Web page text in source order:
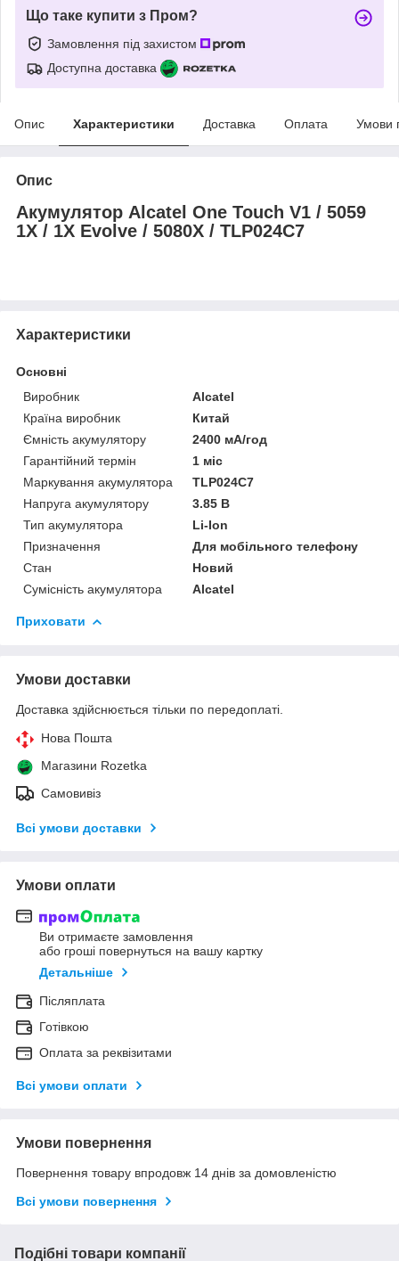
Що таке купити з Пром?
Замовлення під захистом
Доступна доставка
Опис Характеристики Доставка Оплата Умови
Опис
Акумулятор Alcatel One Touch V1 / 5059
1X / 1X Evolve / 5080X / TLP024C7
Характеристики
Основні
Виробник
Alcatel
Країна виробник
Китай
Ємність акумулятору
2400 мА/год
Гарантійний термін
1 міс
Маркування акумулятора
TLP024C7
Напруга акумулятору
3.85 В
Тип акумулятора
Li-Ion
Призначення
Для мобільного телефону
Стан
Новий
Сумісність акумулятора
Alcatel
Приховати
Умови доставки
Доставка здійснюється тільки по передоплаті.
Нова Пошта
Магазини Rozetka
Самовивіз
Всі умови доставки
Умови оплати
Ви отримаєте замовлення
або гроші повернуться на вашу картку
Детальніше
Післяплата
Готівкою
Оплата за реквізитами
Всі умови оплати
Умови повернення
Повернення товару впродовж 14 днів за домовленістю
Всі умови повернення
Подібні товари компанії